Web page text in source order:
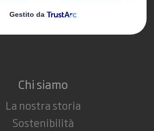
vediamo
packaging di svolgere
nel mondo che ci
Chi siamo
La nostra storia
Sostenibilità